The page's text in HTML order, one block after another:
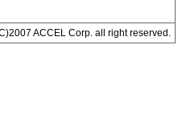
ACCEL Corp. all right reserved.